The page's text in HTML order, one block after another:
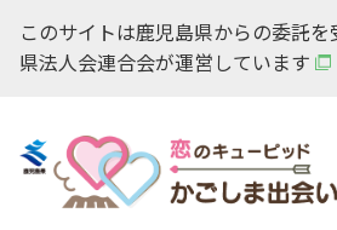
このサイトは鹿児島県からの委託
県法人会連合会が運営しています